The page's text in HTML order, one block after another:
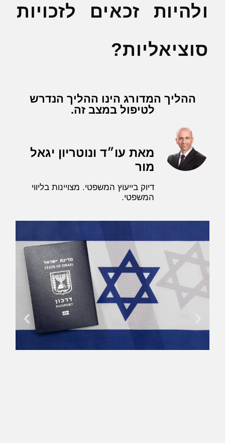
ולהיות זכאים לזכויות
סוציאליות?
ההליך המדורג הינו ההליך הנדרש
לטיפול במצב זה.
מאת עו״ד ונוטריון יגאל
מור
דיוק בייעוץ המשפטי. מצויינות בליווי
המשפטי.